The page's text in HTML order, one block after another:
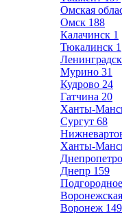
Омская
Омск 188
Калачинск 1
Тюкалинск 1
Мурино 31
Кудрово 24
Гатчина 20
Ханты-
Сургут 68
Ханты-
Днепр 159
Подгородное
Воронеж 149